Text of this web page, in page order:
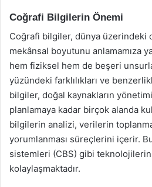
Coğrafi Bilgilerin Önemi
Coğrafi bilgiler, dünya üzerindeki
mekânsal boyutunu anlamamıza
hem fiziksel hem de beşeri
yüzündeki farklılıkları ve
bilgiler, doğal kaynakların
planlamaya kadar birçok alanda
bilgilerin analizi, verilerin
yorumlanması süreçlerini içerir.
sistemleri (CBS) gibi teknolojilerin
kolaylaşmaktadır.